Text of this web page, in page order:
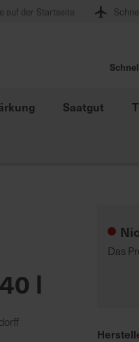
auf der Startseite
Saatgut
l
Das